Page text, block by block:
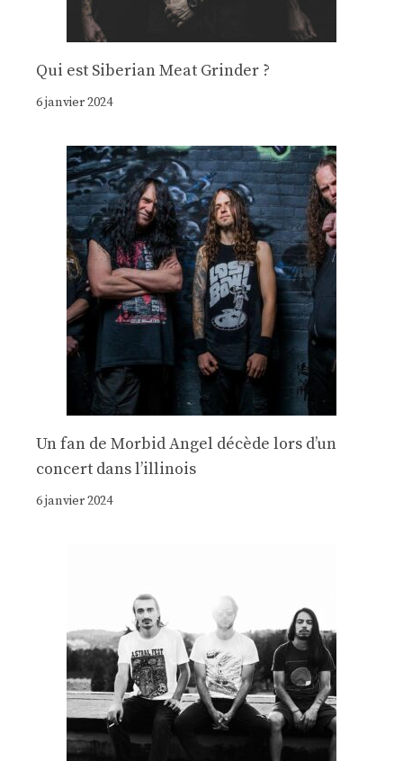
Qui est Siberian Meat Grinder ?
6 janvier 2024
Un fan de Morbid Angel décède lors d’un
concert dans l’illinois
6 janvier 2024